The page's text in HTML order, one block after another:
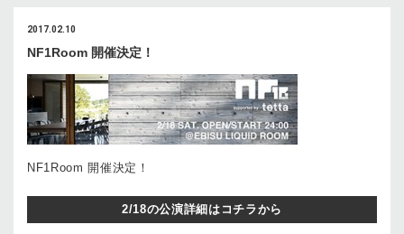
2017.02.10
NF1Room 開催決定！
NF1Room 開催決定！
2/18の公演詳細はコチラから